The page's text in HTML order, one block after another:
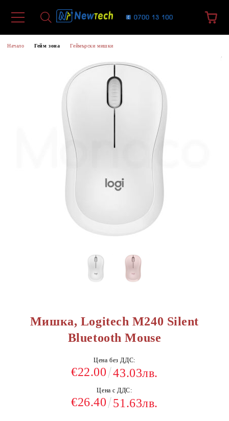
Начало Гейм зона Геймърски мишки
Мишка, Logitech M240 Silent
Bluetooth Mouse
Цена без ДДС:
€22.00 43.03лв.
Цена с ДДС:
€26.40 51.63лв.